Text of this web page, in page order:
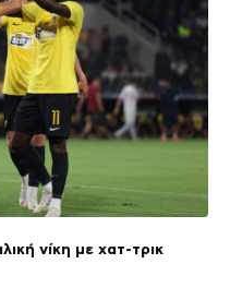
νίκη με χατ-τρικ